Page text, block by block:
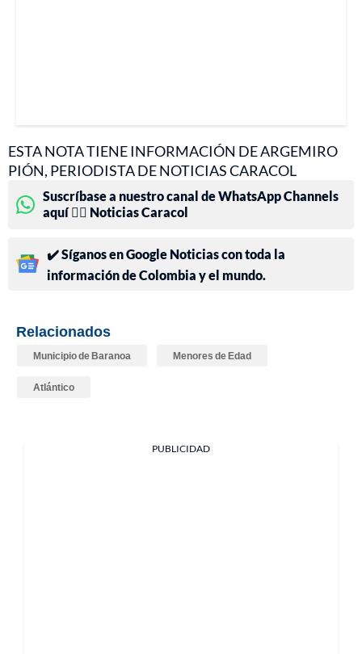
ESTA NOTA TIENE INFORMACIÓN DE ARGEMIRO
PIÓN, PERIODISTA DE NOTICIAS CARACOL
Suscríbase a nuestro canal de WhatsApp Channels
aquí 👉🏻 Noticias Caracol
✔️ Síganos en Google Noticias con toda la
información de Colombia y el mundo.
Relacionados
Municipio de Baranoa Menores de Edad
Atlántico
PUBLICIDAD